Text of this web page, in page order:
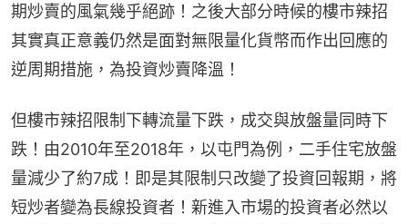
期炒賣的風氣幾乎絕跡！之後大部分時候的樓市辣招
其實真正意義仍然是面對無限量化貨幣而作出回應的
逆周期措施，為投資炒賣降溫！
但樓市辣招限制下轉流量下跌，成交與放盤量同時下
跌！由2010年至2018年，以屯門為例，二手住宅放盤
量減少了約7成！即是其限制只改變了投資回報期，將
短炒者變為長線投資者！新進入市場的投資者必然以